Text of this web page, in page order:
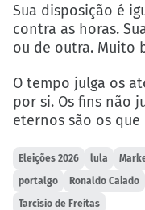
Sua disposição é
contra as horas.
ou de outra. Muito
O tempo julga os
por si. Os fins não
eternos são os
Eleições 2026 lula
portalgo Ronaldo Caiado
Tarcísio de Freitas